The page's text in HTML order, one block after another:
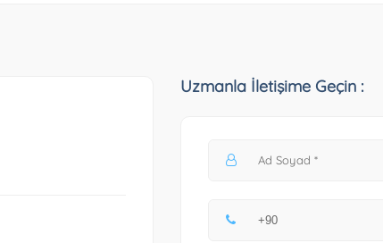
Uzmanla İletişime Geçin :